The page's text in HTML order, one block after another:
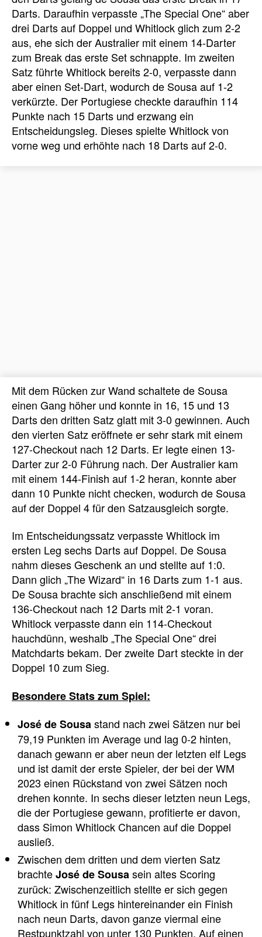
Darts. Daraufhin verpasste „The Special One“ aber
drei Darts auf Doppel und Whitlock glich zum 2-2
aus, ehe sich der Australier mit einem 14-Darter
zum Break das erste Set schnappte. Im zweiten
Satz führte Whitlock bereits 2-0, verpasste dann
aber einen Set-Dart, wodurch de Sousa auf 1-2
verkürzte. Der Portugiese checkte daraufhin 114
Punkte nach 15 Darts und erzwang ein
Entscheidungsleg. Dieses spielte Whitlock von
vorne weg und erhöhte nach 18 Darts auf 2-0.
Mit dem Rücken zur Wand schaltete de Sousa
einen Gang höher und konnte in 16, 15 und 13
Darts den dritten Satz glatt mit 3-0 gewinnen. Auch
den vierten Satz eröffnete er sehr stark mit einem
127-Checkout nach 12 Darts. Er legte einen 13-
Darter zur 2-0 Führung nach. Der Australier kam
mit einem 144-Finish auf 1-2 heran, konnte aber
dann 10 Punkte nicht checken, wodurch de Sousa
auf der Doppel 4 für den Satzausgleich sorgte.
Im Entscheidungssatz verpasste Whitlock im
ersten Leg sechs Darts auf Doppel. De Sousa
nahm dieses Geschenk an und stellte auf 1:0.
Dann glich „The Wizard“ in 16 Darts zum 1-1 aus.
De Sousa brachte sich anschließend mit einem
136-Checkout nach 12 Darts mit 2-1 voran.
Whitlock verpasste dann ein 114-Checkout
hauchdünn, weshalb „The Special One“ drei
Matchdarts bekam. Der zweite Dart steckte in der
Doppel 10 zum Sieg.
Besondere Stats zum Spiel:
José de Sousastand nach zwei Sätzen nur bei
79,19 Punkten im Average und lag 0-2 hinten,
danach gewann er aber neun der letzten elf Legs
und ist damit der erste Spieler, der bei der WM
2023 einen Rückstand von zwei Sätzen noch
drehen konnte. In sechs dieser letzten neun Legs,
die der Portugiese gewann, profitierte er davon,
dass Simon Whitlock Chancen auf die Doppel
ausließ.
Zwischen dem dritten und dem vierten Satz
brachteJosé de Sousasein altes Scoring
zurück: Zwischenzeitlich stellte er sich gegen
Whitlock in fünf Legs hintereinander ein Finish
nach neun Darts, davon ganze viermal eine
Restpunktzahl von unter 130 Punkten. Auf einen